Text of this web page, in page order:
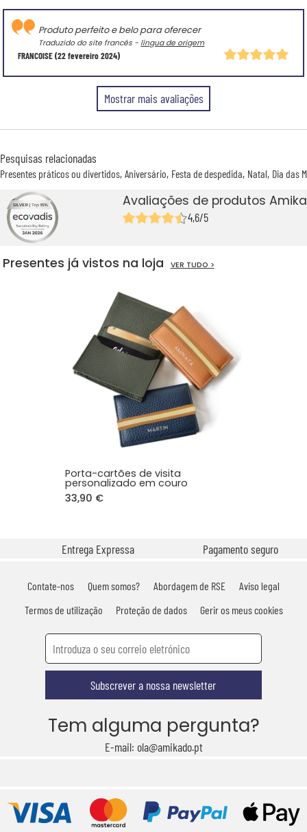
FRANCOISE(22 fevereiro 2024)
Produto perfeito e belo para oferecer
Traduzido do site francês - língua de origem
Mostrar mais avaliações
Pesquisas relacionadas
Presentes práticos ou divertidos Aniversário Festa de despedida Natal Dia das
Avaliações de produtos
4,6/5
Presentes já vistos na loja VER TUDO >
Porta-cartões de visita
personalizado em couro
33,90 €
Entrega Expressa Pagamento seguro
Contate-nos Quem somos? Abordagem de RSE
Aviso legal
Termos de utilização
Proteção de dados Gerir os meus cookies
Subscrever a nossa newsletter
Tem alguma pergunta?
E-mail: ola@amikado.pt